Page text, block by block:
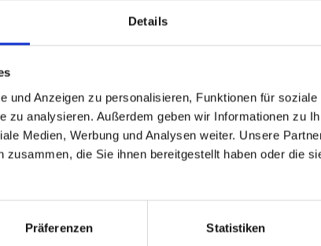
Details
und Anzeigen zu personalisieren, Funktionen für
zu analysieren. Außerdem geben wir Informationen zu
Medien, Werbung und Analysen weiter. Unsere
zusammen, die Sie ihnen bereitgestellt haben oder die
Präferenzen Statistiken
zunehmend
und dem
es sich um Wohn-